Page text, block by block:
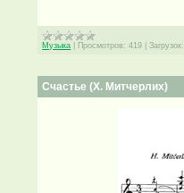
Музыка Просмотров: 419 |Загрузок:
Счастье (Х. Митчерлих)